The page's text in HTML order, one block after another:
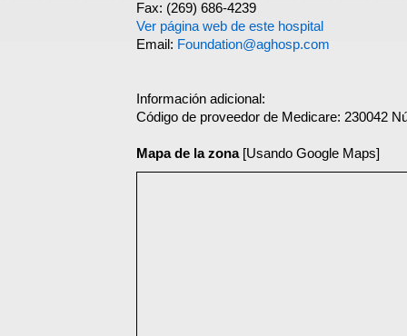
Fax: (269) 686-4239
Ver página web de este hospital
Email: Foundation@aghosp.com
Información adicional:
Código de proveedor de Medicare: 230042
Mapa de la zona[Usando Google Maps]